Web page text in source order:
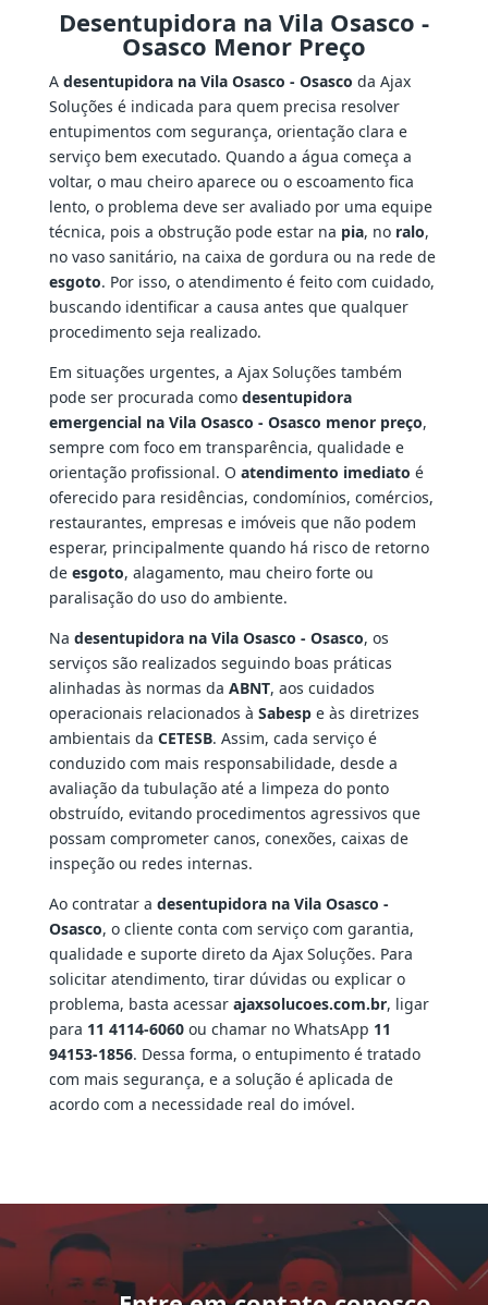
Desentupidora na Vila Osasco -
Osasco Menor Preço
A desentupidora na Vila Osasco - Osasco da Ajax
Soluções é indicada para quem precisa resolver
entupimentos com segurança, orientação clara e
serviço bem executado. Quando a água começa a
voltar, o mau cheiro aparece ou o escoamento fica
lento, o problema deve ser avaliado por uma equipe
técnica, pois a obstrução pode estar na pia, no ralo,
no vaso sanitário, na caixa de gordura ou na rede de
esgoto. Por isso, o atendimento é feito com cuidado,
buscando identificar a causa antes que qualquer
procedimento seja realizado.
Em situações urgentes, a Ajax Soluções também
pode ser procurada como desentupidora
emergencial na Vila Osasco - Osasco menor preço,
sempre com foco em transparência, qualidade e
orientação profissional. O atendimento imediato é
oferecido para residências, condomínios, comércios,
restaurantes, empresas e imóveis que não podem
esperar, principalmente quando há risco de retorno
de esgoto, alagamento, mau cheiro forte ou
paralisação do uso do ambiente.
Na desentupidora na Vila Osasco - Osasco, os
serviços são realizados seguindo boas práticas
alinhadas às normas da ABNT, aos cuidados
operacionais relacionados à Sabespe às diretrizes
ambientais da CETESB. Assim, cada serviço é
conduzido com mais responsabilidade, desde a
avaliação da tubulação até a limpeza do ponto
obstruído, evitando procedimentos agressivos que
possam comprometer canos, conexões, caixas de
inspeção ou redes internas.
Ao contratar a desentupidora na Vila Osasco -
Osasco, o cliente conta com serviço com garantia,
qualidade e suporte direto da Ajax Soluções. Para
solicitar atendimento, tirar dúvidas ou explicar o
problema, basta acessar ajaxsolucoes.com.br, ligar
para 11 4114-6060ou chamar no WhatsApp 11
94153-1856. Dessa forma, o entupimento é tratado
com mais segurança, e a solução é aplicada de
acordo com a necessidade real do imóvel.